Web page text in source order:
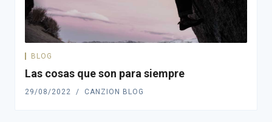
BLOG
Las cosas que son para siempre
29/08/2022 CANZION BLOG